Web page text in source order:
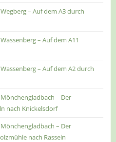
– Auf dem A3 durch
– Auf dem A11
– Auf dem A2 durch
– Der
nach Knickelsdorf
– Der
nach Rasseln